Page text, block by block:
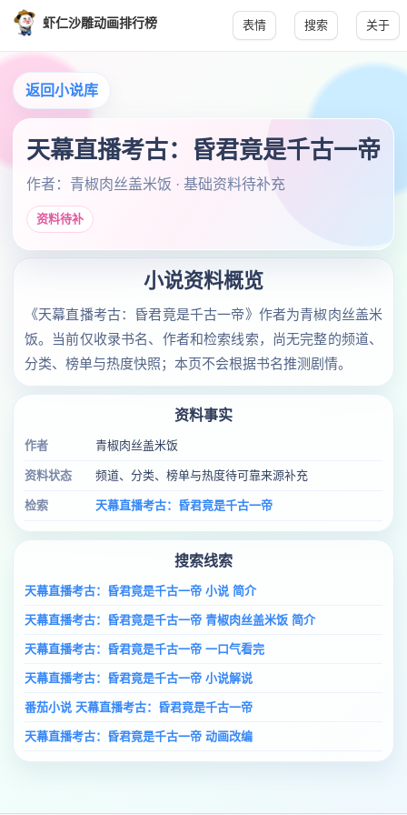
虾仁沙雕动画排行榜 表情 搜索 关于
返回小说库
天幕直播考古：昏君竟是千古一帝
作者：青椒肉丝盖米饭 · 基础资料待补充
资料待补
小说资料概览
《天幕直播考古：昏君竟是千古一帝》作者为青椒肉丝盖米
饭。当前仅收录书名、作者和检索线索，尚无完整的频道、
分类、榜单与热度快照；本页不会根据书名推测剧情。
资料事实
作者 青椒肉丝盖米饭
资料状态 频道、分类、榜单与热度待可靠来源补充
检索 天幕直播考古：昏君竟是千古一帝
搜索线索
天幕直播考古：昏君竟是千古一帝 小说 简介
天幕直播考古：昏君竟是千古一帝 青椒肉丝盖米饭 简介
天幕直播考古：昏君竟是千古一帝 一口气看完
天幕直播考古：昏君竟是千古一帝 小说解说
番茄小说 天幕直播考古：昏君竟是千古一帝
天幕直播考古：昏君竟是千古一帝 动画改编